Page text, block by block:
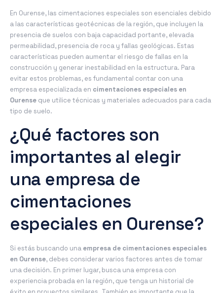
En Ourense, las cimentaciones especiales son esenciales debido
a las características geotécnicas de la región, que incluyen la
presencia de suelos con baja capacidad portante, elevada
permeabilidad, presencia de roca y fallas geológicas. Estas
características pueden aumentar el riesgo de fallas en la
construcción y generar inestabilidad en la estructura. Para
evitar estos problemas, es fundamental contar con una
empresa especializada en cimentaciones especiales en
Ourense que utilice técnicas y materiales adecuados para cada
tipo de suelo.
¿Qué factores son
importantes al elegir
una empresa de
cimentaciones
especiales en Ourense?
Si estás buscando una empresa de cimentaciones especiales
en Ourense, debes considerar varios factores antes de tomar
una decisión. En primer lugar, busca una empresa con
experiencia probada en la región, que tenga un historial de